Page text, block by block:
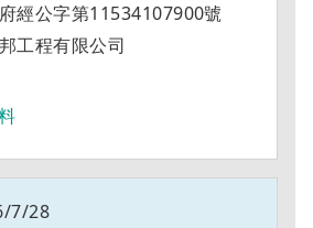
經公字第11534107900號
工程有限公司
7/28